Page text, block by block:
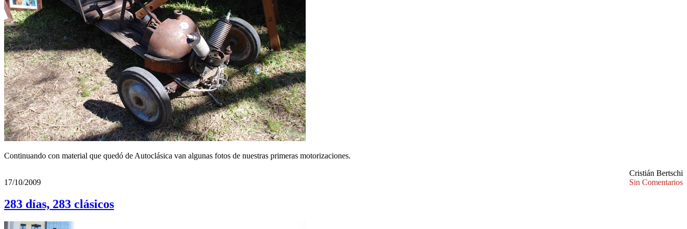
Continuando con material que quedó de Autoclásica van algunas fotos de nuestras primeras motorizaciones.
Cristián Bertschi
17/10/2009
Sin Comentarios
283 días, 283 clásicos